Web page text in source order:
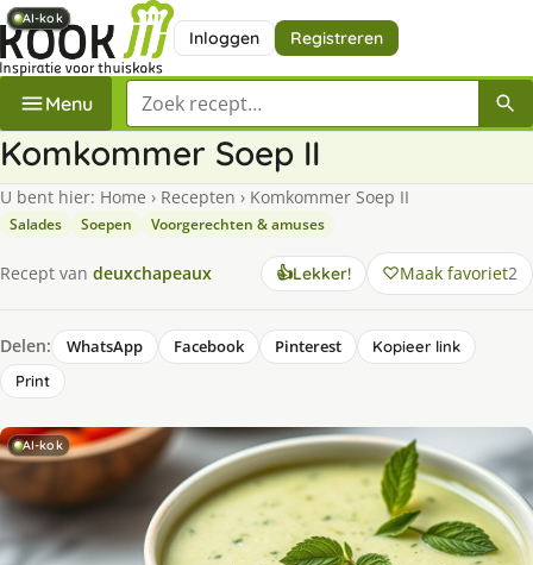
Inloggen Registreren
Menu Zoek een recept
Komkommer Soep II
U bent hier: Home › Recepten › Komkommer Soep II
Salades Soepen Voorgerechten & amuses
Recept van deuxchapeaux 👍Lekker! Maak favoriet2
Delen: WhatsApp Facebook Pinterest
Kopieer link
Print
AI-kok
AI-kok
AI-kok
AI-kok
AI-kok
AI-kok